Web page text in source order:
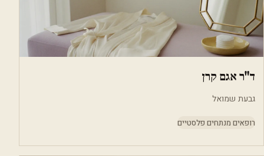
ד"ר אגם קרן
גבעת שמואל
רופאים מנתחים פלסטיים